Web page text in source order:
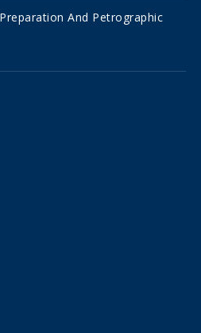
And Petrographic